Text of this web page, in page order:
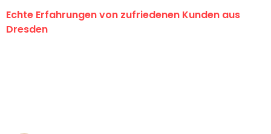
Echte Erfahrungen von zufriedenen Kunden aus
Dresden